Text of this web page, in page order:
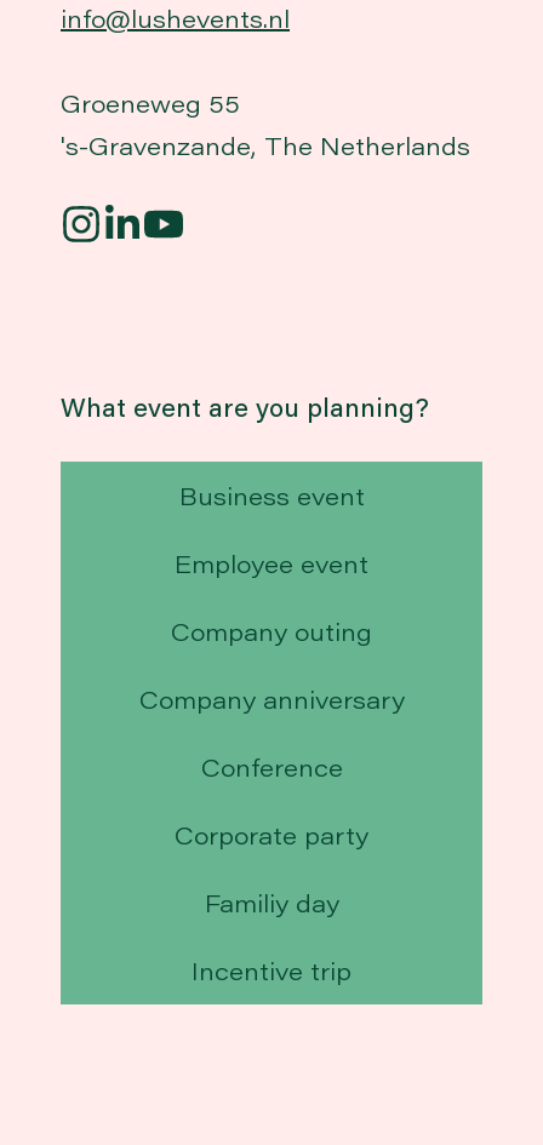
info@lushevents.nl
Groeneweg 55
's-Gravenzande, The Netherlands
What event are you planning?
Business event
Employee event
Company outing
Company anniversary
Conference
Corporate party
Familiy day
Incentive trip